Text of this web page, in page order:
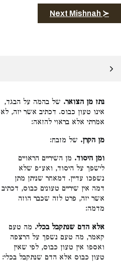
Next Mishnah ≻
נתז מן הצואר. של בהמה על הבגד,
אינו טעון כבוס. דכתיב אשר יזה, לא
אמרתי אלא בראוי להזאה:
מן הקרן. של מזבח:
ומן היסוד. מן השיריים הראויים
לישפך על היסוד, ואע״פ שלא
נשפכו עדיין. דמאחר שניתן מתן
דמה אין שיריים טעונים כבוס, דכתיב
אשר יזה, פרט לזה שכבר הוזה
מדמה:
אלא הדם שנתקבל בכלי. מה טעם
קאמר, מה טעם נשפך על הרצפה
ואספו אין טעון כבוס, לפי שאין
טעון כבוס אלא הדם שנתקבל בכלי: